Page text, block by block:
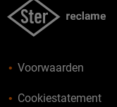
Voorwaarden
Cookiestatement